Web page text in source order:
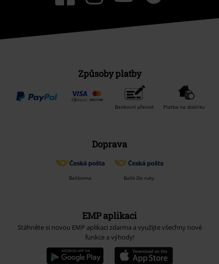
Způsoby platby
Bankovní převod Platba na dobírku
Doprava
Balíkovna Balík Do ruky
EMP aplikaci
Stáhněte si novou EMP aplikaci zdarma a využijte všechny nové
funkce a výhody!